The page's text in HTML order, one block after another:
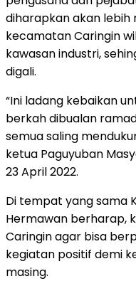
diharapkan akan lebih
kecamatan Caringin
kawasan industri,
digali.
“Ini ladang kebaikan
berkah dibualan
semua saling
ketua Paguyuban
23 April 2022.
Di tempat yang sama
Hermawan berharap,
Caringin agar bisa
kegiatan positif demi
masing.